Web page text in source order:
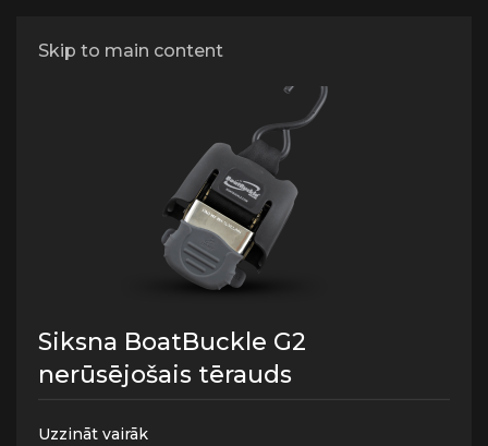
Skip to main content
Stiprinājuma jostas
Siksna BoatBuckle G2
nerūsējošais tērauds
Uzzināt vairāk